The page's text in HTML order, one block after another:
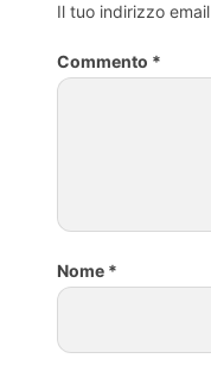
Il tuo indirizzo
Commento *
Nome *